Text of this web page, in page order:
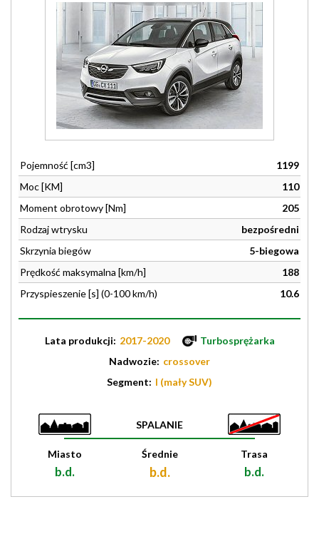
Pojemność [cm3]
1199
Moc [KM]
110
Moment obrotowy [Nm]
205
Rodzaj wtrysku
bezpośredni
Skrzynia biegów
5-biegowa
Prędkość maksymalna [km/h]
188
Przyspieszenie [s] (0-100 km/h)
10.6
Lata produkcji: 2017-2020
Turbosprężarka
Nadwozie: crossover
Segment: I (mały SUV)
SPALANIE
Miasto
b.d.
Średnie
b.d.
Trasa
b.d.